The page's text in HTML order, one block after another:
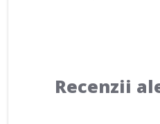
Recenzii